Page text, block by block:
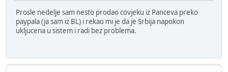
Prosle nedelje sam nesto prodao covjeku iz Panceva preko
paypala (ja sam iz BL) i rekao mi je da je Srbija napokon
ukljucena u sistem i radi bez problema.